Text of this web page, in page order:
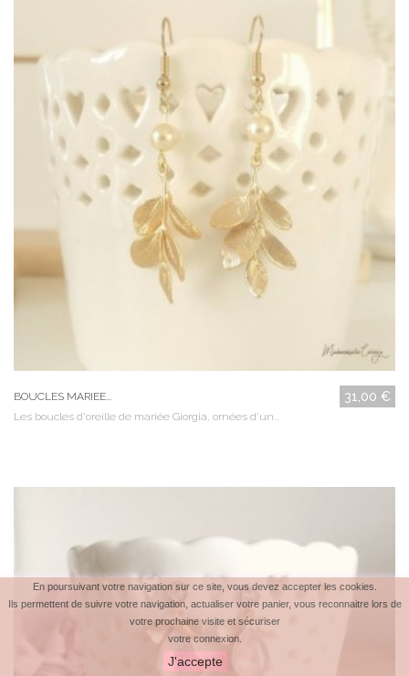
BOUCLES MARIEE... 31,00 €
Les boucles d'oreille de mariée Giorgia, ornées d'un...
En poursuivant votre navigation sur ce site, vous devez accepter les cookies.
Ils permettent de suivre votre navigation, actualiser votre panier, vous reconnaitre lors de
votre prochaine visite et sécuriser
votre connexion.
J'accepte